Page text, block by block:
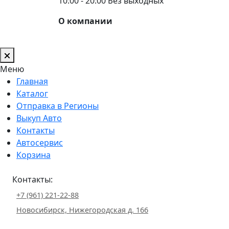
О компании
Меню
Главная
Каталог
Отправка в Регионы
Выкуп Авто
Контакты
Автосервис
Корзина
Контакты:
+7 (961) 221-22-88
Новосибирск, Нижегородская д. 166